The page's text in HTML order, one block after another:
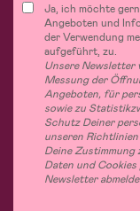
Ja, ich möchte
Angeboten und
der Verwendung
aufgeführt, zu.
Unsere Newsletter
Messung der
Angeboten, für
sowie zu
Schutz Deiner
unseren
Deine Zustimmung
Daten und
Newsletter